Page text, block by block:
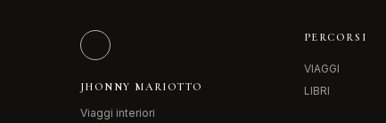
JHONNY MARIOTTO
Viaggi interiori
PERCORSI
VIAGGI
LIBRI